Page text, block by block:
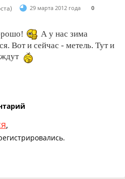
29 марта 2012 года 0
А у нас зима
Вот и сейчас - метель. Тут и
,